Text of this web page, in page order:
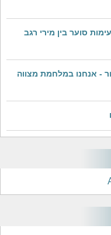
סוער בין מירי רגב
- אנחנו במלחמת מצווה